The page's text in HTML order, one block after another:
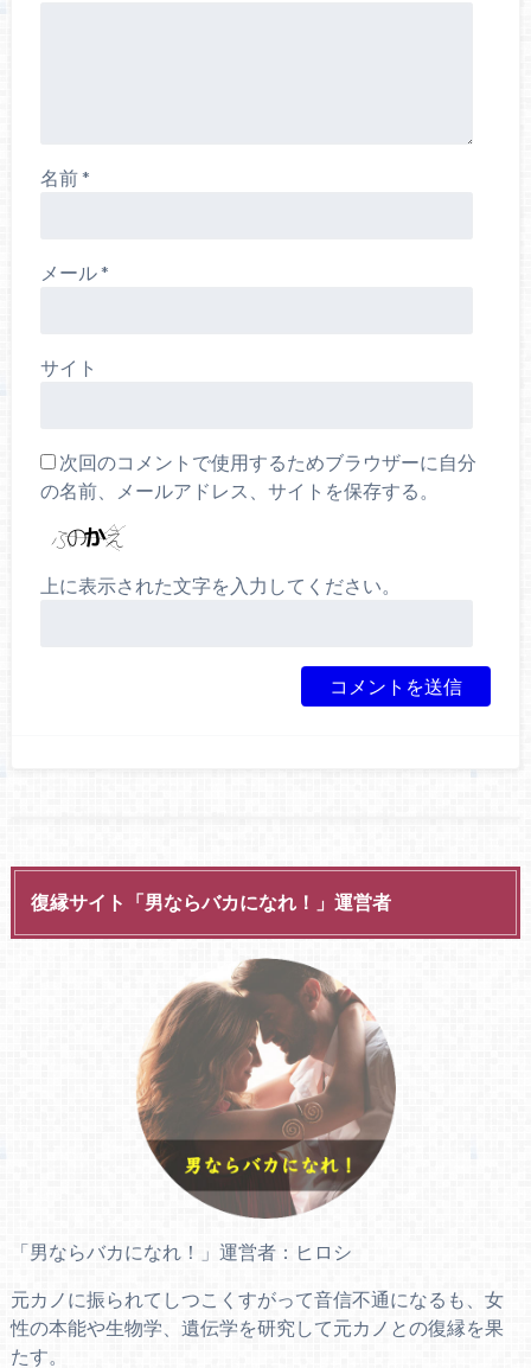
名前*
メール*
サイト
次回のコメントで使用するためブラウザーに自分
の名前、メールアドレス、サイトを保存する。
上に表示された文字を入力してください。
復縁サイト「男ならバカになれ！」運営者
「男ならバカになれ！」運営者：ヒロシ
元カノに振られてしつこくすがって音信不通になるも、女
性の本能や生物学、遺伝学を研究して元カノとの復縁を果
たす。